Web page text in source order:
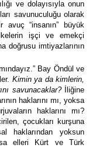
ve dolayısıyla onun
savunuculuğu olarak
“insanın” büyük
işçi ve emekçi
doğrusu imtiyazlarının
Bay Öndül ve
Kimin ya da kimlerin,
savunacaklar?İliğine
haklarını mı, yoksa
haklarını mı?
çocukları kurşuna
haklarından yoksun
elleri Kürt ve Türk